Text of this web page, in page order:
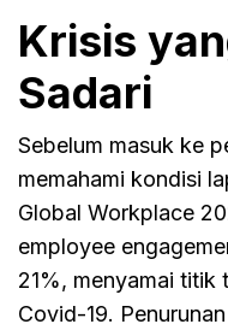
Krisis
Sadari
Sebelum masuk ke
memahami kondisi
Global Workplace
employee
21%, menyamai titik
Covid-19.